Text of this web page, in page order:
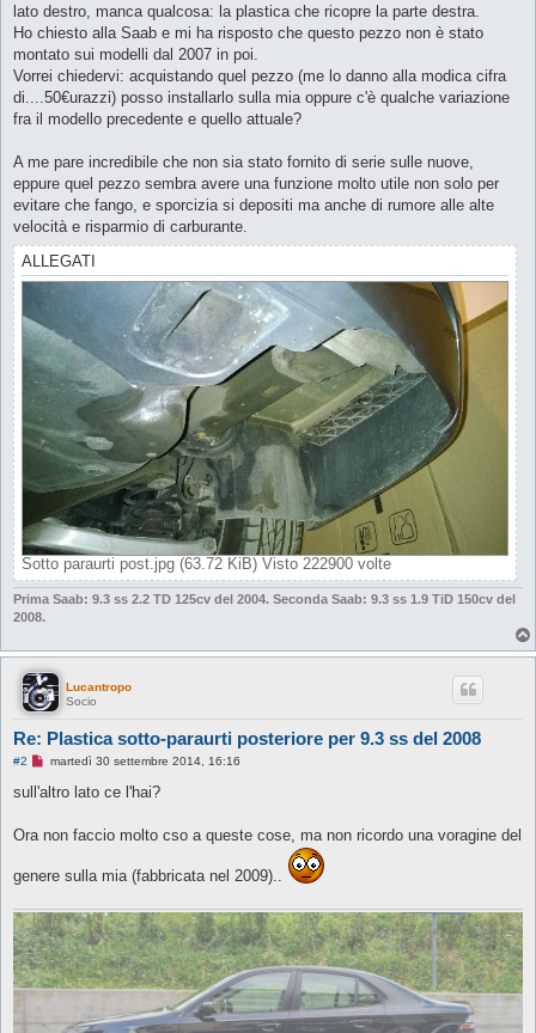
a
g
i
o
a
g
r
e
lato destro, manca qualcosa: la plastica che ricopre la parte destra.
Ho chiesto alla Saab e mi ha risposto che questo pezzo non è stato
montato sui modelli dal 2007 in poi.
Vorrei chiedervi: acquistando quel pezzo (me lo danno alla modica cifra
di....50€urazzi) posso installarlo sulla mia oppure c'è qualche variazione
fra il modello precedente e quello attuale?
A me pare incredibile che non sia stato fornito di serie sulle nuove,
eppure quel pezzo sembra avere una funzione molto utile non solo per
evitare che fango, e sporcizia si depositi ma anche di rumore alle alte
velocità e risparmio di carburante.
ALLEGATI
Sotto paraurti post.jpg (63.72 KiB) Visto 222900 volte
Prima Saab: 9.3 ss 2.2 TD 125cv del 2004. Seconda Saab: 9.3 ss 1.9 TiD 150cv del
2008.
Lucantropo
Socio
Re: Plastica sotto-paraurti posteriore per 9.3 ss del 2008
#2
M
s
g
o
e
g
g
e
r
martedì 30 settembre 2014, 16:16
sull'altro lato ce l'hai?
Ora non faccio molto cso a queste cose, ma non ricordo una voragine del
genere sulla mia (fabbricata nel 2009)..